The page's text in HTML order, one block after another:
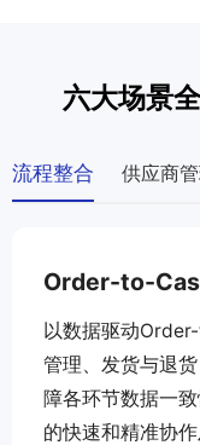
六大场景
流程整合 供应商
Order-to-
以数据驱动
管理、发货与退
障各环节数据一
的快速和精准协